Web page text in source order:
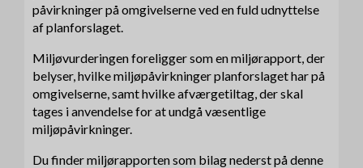
påvirkninger på omgivelserne ved en fuld udnyttelse
af planforslaget.
Miljøvurderingen foreligger som en miljørapport, der
belyser, hvilke miljøpåvirkninger planforslaget har på
omgivelserne, samt hvilke afværgetiltag, der skal
tages i anvendelse for at undgå væsentlige
miljøpåvirkninger.
Du finder miljørapporten som bilag nederst på denne